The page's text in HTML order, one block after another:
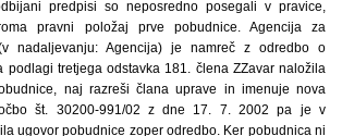
predpisi so neposredno posegali v pravice,
pravni položaj prve pobudnice. Agencija za
nadaljevanju: Agencija) je namreč z odredbo o
podlagi tretjega odstavka 181. člena ZZavar naložila
naj razreši člana uprave in imenuje nova
št. 30200-991/02 z dne 17. 7. 2002 pa je v
ugovor pobudnice zoper odredbo. Ker pobudnica ni